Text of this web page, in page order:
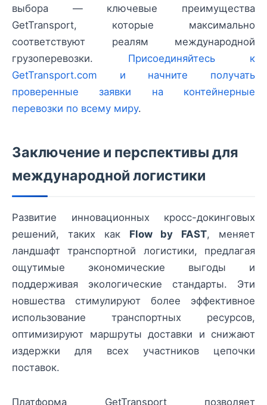
выбора — ключевые преимущества
GetTransport, которые максимально
соответствуют реалям международной
грузоперевозки. Присоединяйтесь к
GetTransport.com и начните получать
проверенные заявки на контейнерные
перевозки по всему миру.
Заключение и перспективы для
международной логистики
Развитие инновационных кросс-докинговых
решений, таких как Flow by FAST, меняет
ландшафт транспортной логистики, предлагая
ощутимые экономические выгоды и
поддерживая экологические стандарты. Эти
новшества стимулируют более эффективное
использование транспортных ресурсов,
оптимизируют маршруты доставки и снижают
издержки для всех участников цепочки
поставок.
Платформа GetTransport позволяет